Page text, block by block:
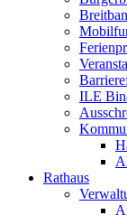
ILE
Rathaus